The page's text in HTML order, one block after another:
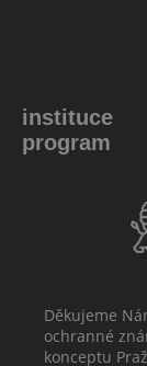
instituce
program
Děkujeme
ochranné
konceptu